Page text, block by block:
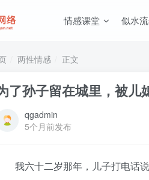
情感课堂 似水
两性情感 正文
了孙子留在城里，被儿
qgadmin
5个月前发布
我六十二岁那年，儿子打电话说